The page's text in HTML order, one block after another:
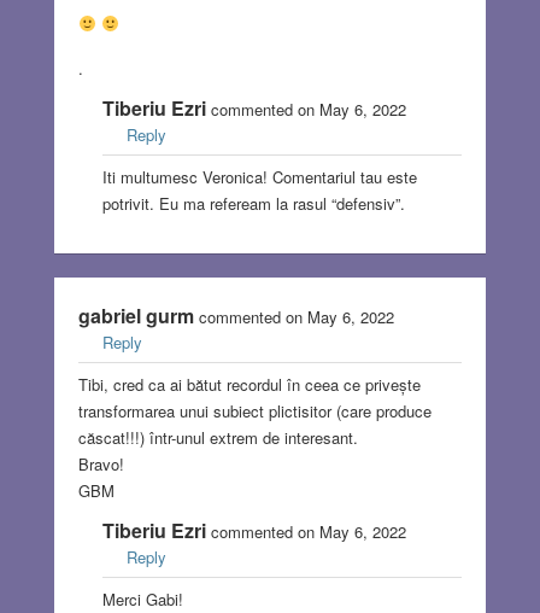
.
Tiberiu Ezricommented on May 6, 2022
Reply
Iti multumesc Veronica! Comentariul tau este
potrivit. Eu ma refeream la rasul “defensiv”.
gabriel gurmcommented on May 6, 2022
Reply
Tibi, cred ca ai bătut recordul în ceea ce privește
transformarea unui subiect plictisitor (care produce
căscat!!!) într-unul extrem de interesant.
Bravo!
GBM
Tiberiu Ezricommented on May 6, 2022
Reply
Merci Gabi!